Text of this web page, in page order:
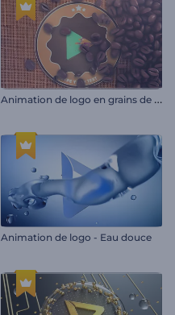
A
nimation de logo en grains de café
Animation de logo - Eau douce